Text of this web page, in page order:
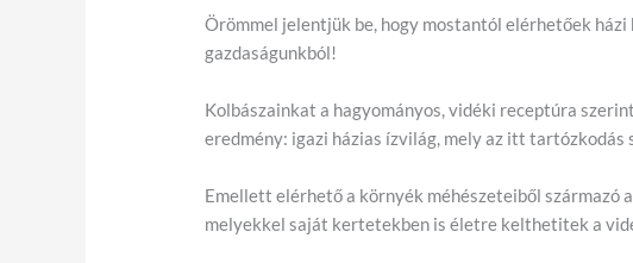
Örömmel jelentjük be, hogy mostantól elérhetőek
gazdaságunkból!
Kolbászainkat a hagyományos, vidéki receptúra
eredmény: igazi házias ízvilág, mely az itt
Emellett elérhető a környék méhészeteiből származó
melyekkel saját kertetekben is életre kelthetitek a